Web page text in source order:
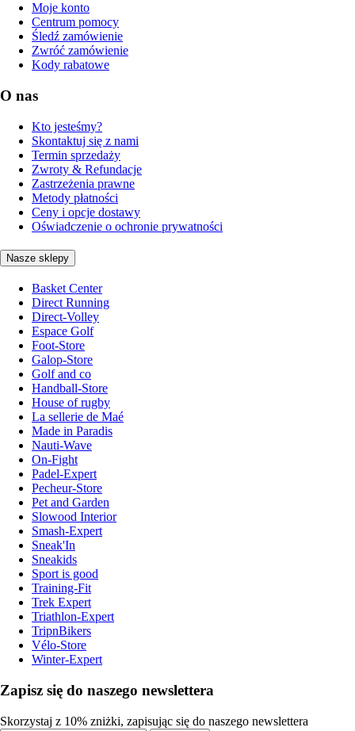
Moje konto
Centrum pomocy
Śledź zamówienie
Zwróć zamówienie
Kody rabatowe
O nas
Kto jesteśmy?
Skontaktuj się z nami
Termin sprzedaży
Zwroty & Refundacje
Zastrzeżenia prawne
Metody płatności
Ceny i opcje dostawy
Oświadczenie o ochronie prywatności
Nasze sklepy
Basket Center
Direct Running
Direct-Volley
Espace Golf
Foot-Store
Galop-Store
Golf and co
Handball-Store
House of rugby
La sellerie de Maé
Made in Paradis
Nauti-Wave
On-Fight
Padel-Expert
Pecheur-Store
Pet and Garden
Slowood Interior
Smash-Expert
Sneak'In
Sneakids
Sport is good
Training-Fit
Trek Expert
Triathlon-Expert
TripnBikers
Vélo-Store
Winter-Expert
Zapisz się do naszego newslettera
Skorzystaj z 10% zniżki, zapisując się do naszego newslettera